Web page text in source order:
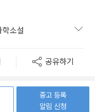
학소설
공유하기
중고 등록
알림 신청